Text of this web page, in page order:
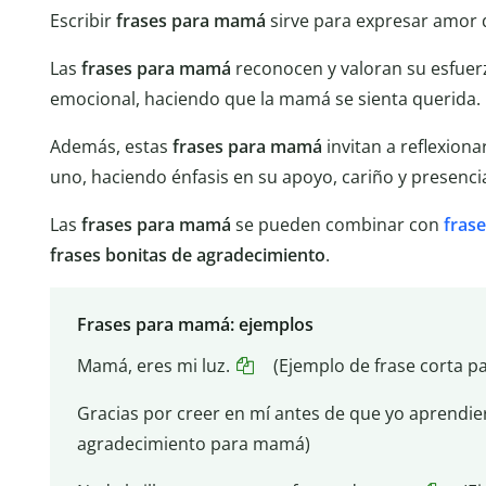
Escribirfrases para mamá sirve para expresar amor
Las frases para mamá reconocen y valoran su
emocional, haciendo que la mamá se sienta querida.
Además, estas frases para mamá invitan a
uno, haciendo énfasis en su apoyo, cariño y
Las frases para mamá se pueden combinar con
frases bonitas de agradecimiento.
Frases para mamá: ejemplos
Mamá, eres mi luz.
(Ejemplo de frase corta
Gracias por creer en mí antes de que yo
agradecimiento para mamá)